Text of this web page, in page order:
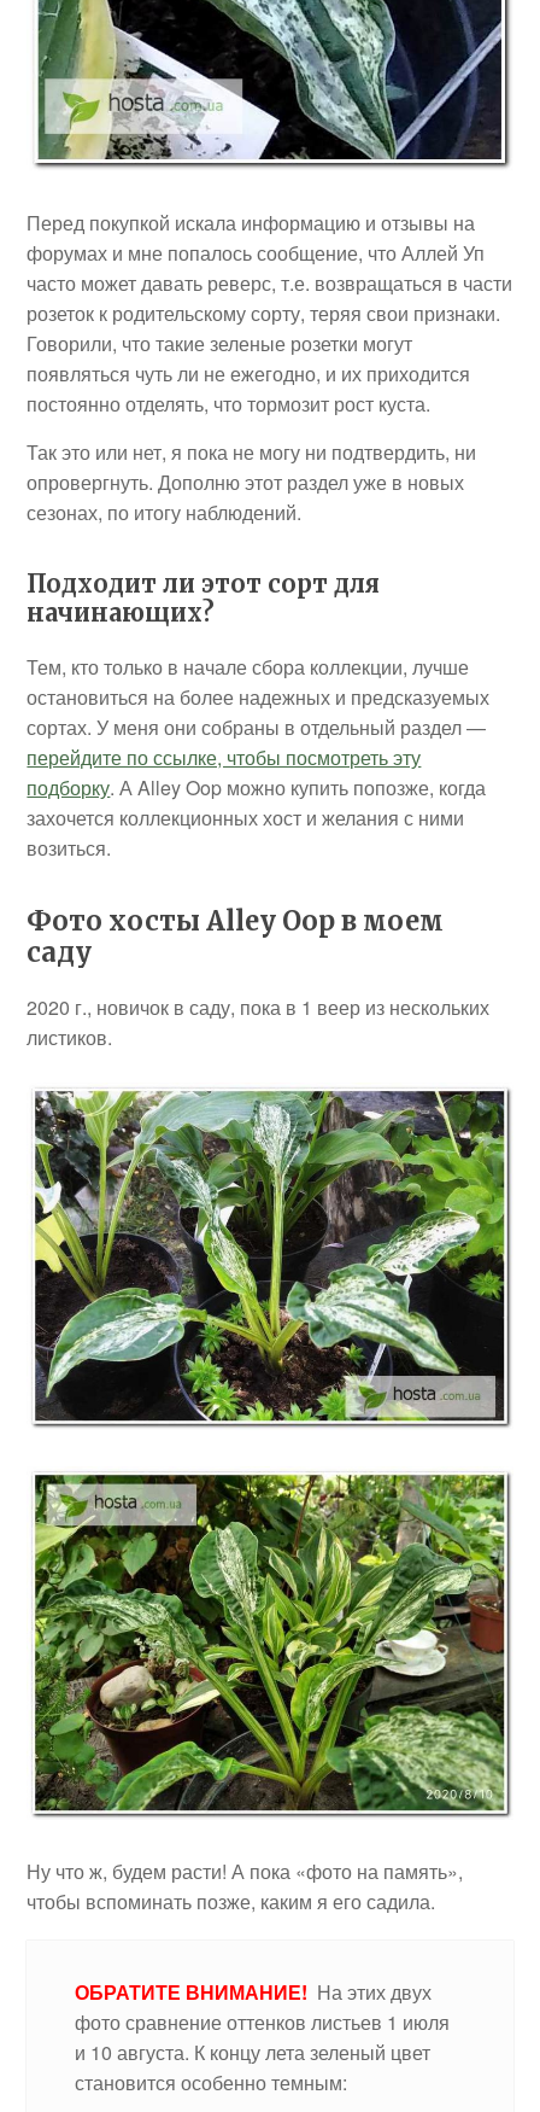
Перед покупкой искала информацию и отзывы на
форумах и мне попалось сообщение, что Аллей Уп
часто может давать реверс, т.е. возвращаться в части
розеток к родительскому сорту, теряя свои признаки.
Говорили, что такие зеленые розетки могут
появляться чуть ли не ежегодно, и их приходится
постоянно отделять, что тормозит рост куста.
Так это или нет, я пока не могу ни подтвердить, ни
опровергнуть. Дополню этот раздел уже в новых
сезонах, по итогу наблюдений.
Подходит ли этот сорт для
начинающих?
Тем, кто только в начале сбора коллекции, лучше
остановиться на более надежных и предсказуемых
сортах. У меня они собраны в отдельный раздел —
перейдите по ссылке, чтобы посмотреть эту
подборку. А Alley Oop можно купить попозже, когда
захочется коллекционных хост и желания с ними
возиться.
Фото хосты Alley Oop в моем
саду
2020 г., новичок в саду, пока в 1 веер из нескольких
листиков.
Ну что ж, будем расти! А пока «фото на память»,
чтобы вспоминать позже, каким я его садила.
ОБРАТИТЕ ВНИМАНИЕ! На этих двух
фото сравнение оттенков листьев 1 июля
и 10 августа. К концу лета зеленый цвет
становится особенно темным: